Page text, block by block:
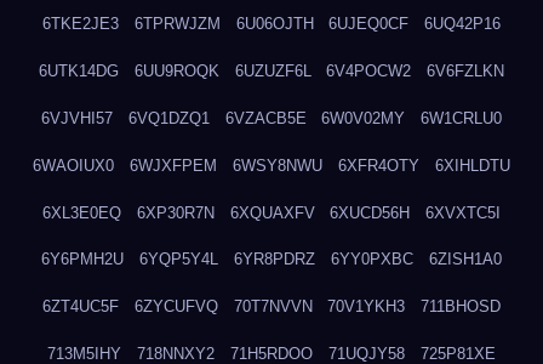
6TKE2JE3 6TPRWJZM 6U06OJTH 6UJEQ0CF 6UQ42P16
6UTK14DG 6UU9ROQK 6UZUZF6L 6V4POCW2 6V6FZLKN
6VJVHI57 6VQ1DZQ1 6VZACB5E 6W0V02MY 6W1CRLU0
6WAOIUX0 6WJXFPEM 6WSY8NWU 6XFR4OTY 6XIHLDTU
6XL3E0EQ 6XP30R7N 6XQUAXFV 6XUCD56H 6XVXTC5I
6Y6PMH2U 6YQP5Y4L 6YR8PDRZ 6YY0PXBC 6ZISH1A0
6ZT4UC5F 6ZYCUFVQ 70T7NVVN 70V1YKH3 711BHOSD
713M5IHY 718NNXY2 71H5RDOO 71UQJY58 725P81XE